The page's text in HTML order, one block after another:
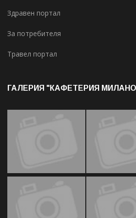
Здравен портал
За потребителя
Травел портал
ГАЛЕРИЯ "КАФЕТЕРИЯ